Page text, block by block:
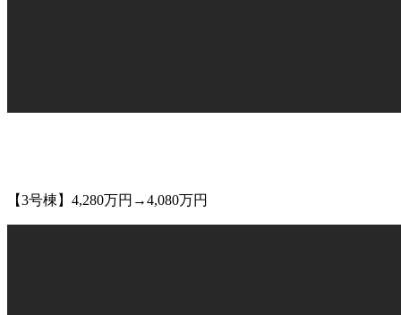
【3号棟】4,280万円→4,080万円